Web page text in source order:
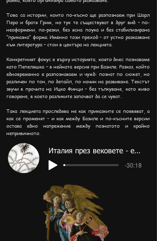
Това са истории, които по-късно ще разпознаем при Шарл
Перо и братя Грим, но тук те съществуват в друг вид – по-
неоформени, по-резки, без ясна поука и без стабилизирана
"приказна" форма. Именно този преход – от устно разказване
към литература – стои в центъра на лекцията.
Конкретният фокус е върху историята, която днес познаваме
като Пепеляшка – в нейната версия при Базиле. Разказ, който
едновременно е разпознаваем и чужд: познат по сюжет, но
различен по тон, по детайл, по начин на развиване. Текстът
звучи в прочита на Ицко Финци – без тълкуване, като живо
говорене, в което разликите започват да се чуват.
Така лекцията проследява не как приказките се появяват, а
как се променят – и как между Базиле и по-късните версии
остава едно напрежение между познатото и крайно
непривичното.
Италия през вековете - епизод 7
-30:18